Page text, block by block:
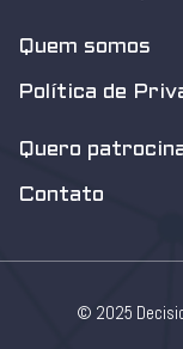
Quem somos
Política de
Quero
Contato
© 2025